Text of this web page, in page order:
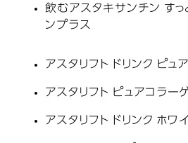
飲むアスタキサンチン すっ
ンプラス
アスタリフト ドリンク ピ
アスタリフト ピュアコラー
アスタリフト ドリンク ホワ